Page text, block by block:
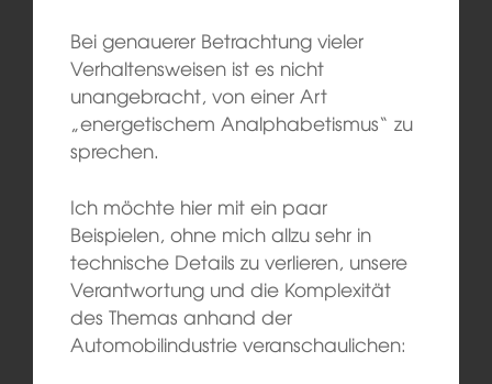
Bei genauerer Betrachtung vieler
Verhaltensweisen ist es nicht
unangebracht, von einer Art
„energetischem Analphabetismus“ zu
sprechen.
Ich möchte hier mit ein paar
Beispielen, ohne mich allzu sehr in
technische Details zu verlieren, unsere
Verantwortung und die Komplexität
des Themas anhand der
Automobilindustrie veranschaulichen: